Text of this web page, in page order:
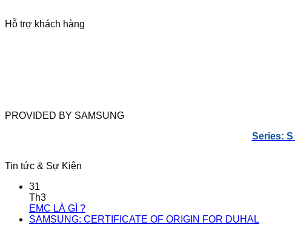
Hỗ trợ khách hàng
PROVIDED BY SAMSUNG
Series: S
Tin tức & Sự Kiện
31
Th3
EMC LÀ GÌ ?
SAMSUNG: CERTIFICATE OF ORIGIN FOR DUHAL